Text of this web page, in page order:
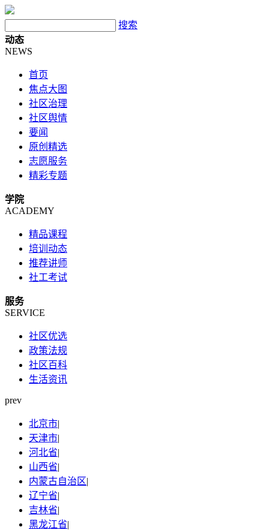
搜索
动态
NEWS
首页
焦点大图
社区治理
社区舆情
要闻
原创精选
志愿服务
精彩专题
学院
ACADEMY
精品课程
培训动态
推荐讲师
社工考试
服务
SERVICE
社区优选
政策法规
社区百科
生活资讯
prev
北京市|
天津市|
河北省|
山西省|
内蒙古自治区|
辽宁省|
吉林省|
黑龙江省|